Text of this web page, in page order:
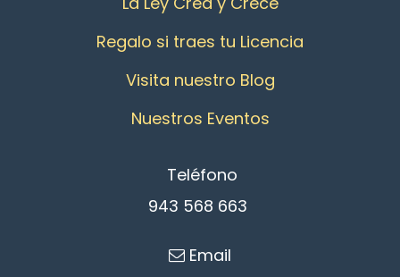
Regalo si traes tu Licencia
Visita nuestro Blog
Nuestros Eventos
Teléfono
943 568 663
Email